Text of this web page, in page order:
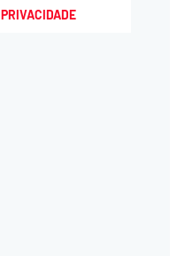
PRIVACIDADE